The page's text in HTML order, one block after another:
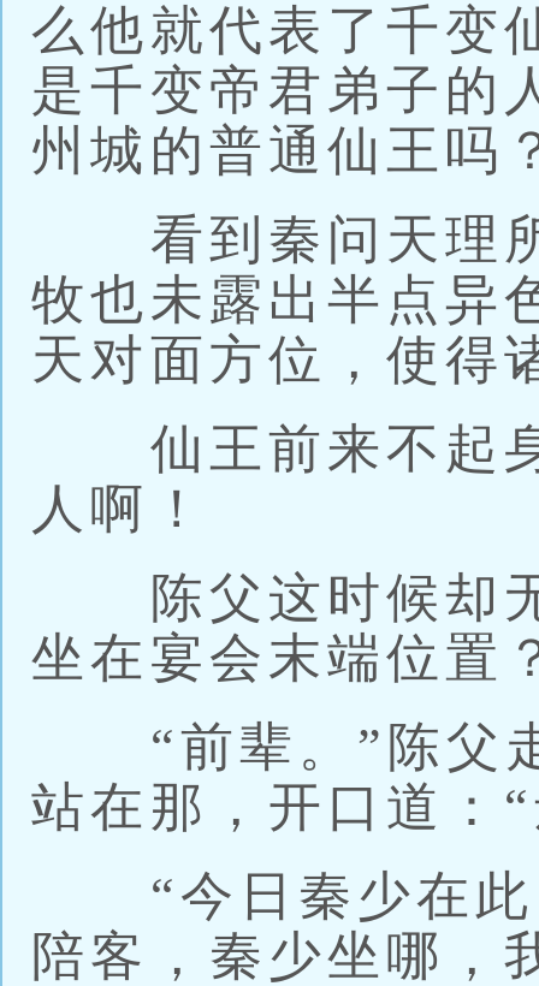
么他就代表了千变
是千变帝君弟子的
州城的普通仙王吗
看到秦问天理所
牧也未露出半点异
天对面方位，使得
仙王前来不起身
人啊！
陈父这时候却无
坐在宴会末端位置
“前辈。”陈父
站在那，开口道：
“今日秦少在此
陪客，秦少坐哪，